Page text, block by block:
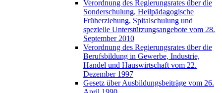
Verordnung des Regierungsrates über die
Sonderschulung, Heilpädagogische
Früherziehung, Spitalschulung und
spezielle Unterstützungsangebote vom 28.
September 2010
Verordnung des Regierungsrates über die
Berufsbildung in Gewerbe, Industrie,
Handel und Hauswirtschaft vom 22.
Dezember 1997
Gesetz über Ausbildungsbeiträge vom 26.